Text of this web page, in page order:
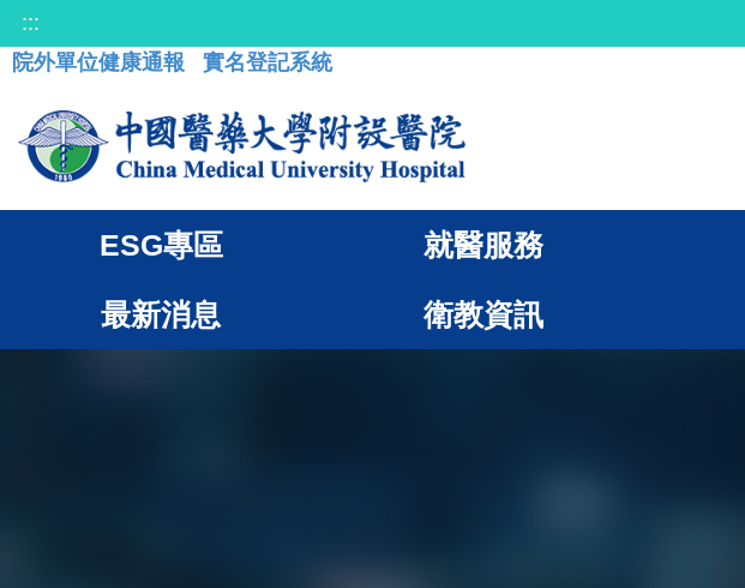
:::
院外單位健康通報
實名登記系統
ESG專區 就醫服務
最新消息 衛教資訊